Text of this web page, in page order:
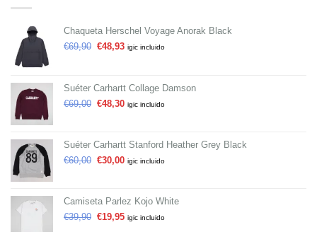
Chaqueta Herschel Voyage Anorak Black
€69,90 €48,93 igic incluido
Suéter Carhartt Collage Damson
€69,00 €48,30 igic incluido
Suéter Carhartt Stanford Heather Grey Black
€60,00 €30,00 igic incluido
Camiseta Parlez Kojo White
€39,90 €19,95 igic incluido